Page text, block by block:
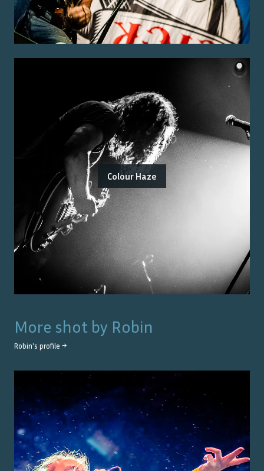
Colour Haze
More shot by Robin
Robin's profile →